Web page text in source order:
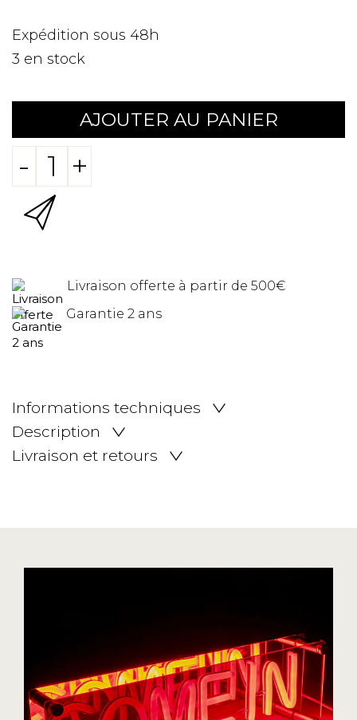
Expédition sous 48h
3 en stock
AJOUTER AU PANIER
- +
Livraison offerte à partir de 500€
Garantie 2 ans
Informations techniques
Description
Livraison et retours